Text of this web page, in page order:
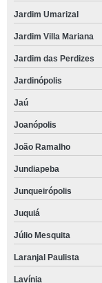
Jardim Umarizal
Jardim Villa Mariana
Jardim das Perdizes
Jardinópolis
Jaú
Joanópolis
João Ramalho
Jundiapeba
Junqueirópolis
Juquiá
Júlio Mesquita
Laranjal Paulista
Lavínia